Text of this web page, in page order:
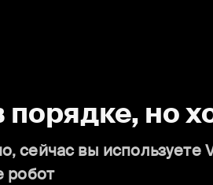
порядке, но
сейчас вы используете
робот